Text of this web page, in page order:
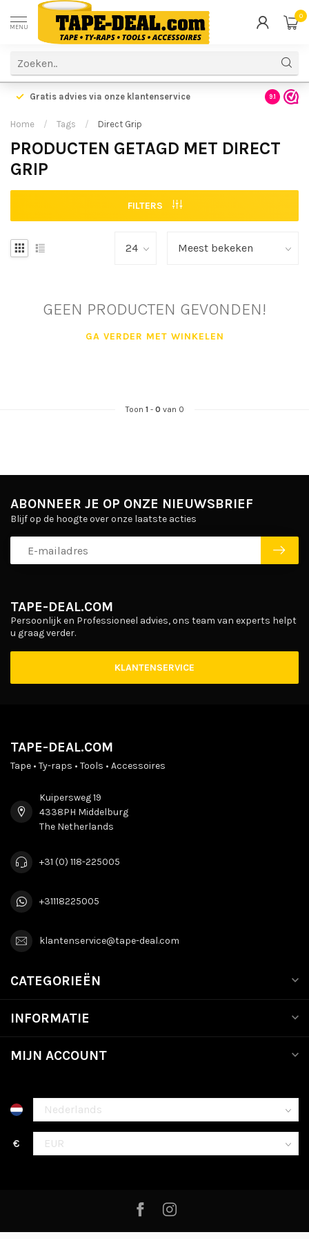
MENU
0
Gratis advies via onze klantenservice 9.1
Home / Tags / Direct Grip
PRODUCTEN GETAGD MET DIRECT
GRIP
FILTERS
GEEN PRODUCTEN GEVONDEN!
GA VERDER MET WINKELEN
Toon 1- 0 van 0
TAPE-DEAL.COM
Persoonlijk en Professioneel advies, ons team van experts helpt
u graag verder.
KLANTENSERVICE
ABONNEER JE OP ONZE NIEUWSBRIEF
Blijf op de hoogte over onze laatste acties
TAPE-DEAL.COM
Tape • Ty-raps • Tools • Accessoires
Kuipersweg 19
4338PH Middelburg
The Netherlands
+31 (0) 118-225005
+31118225005
klantenservice@tape-deal.com
CATEGORIEËN
INFORMATIE
MIJN ACCOUNT
€